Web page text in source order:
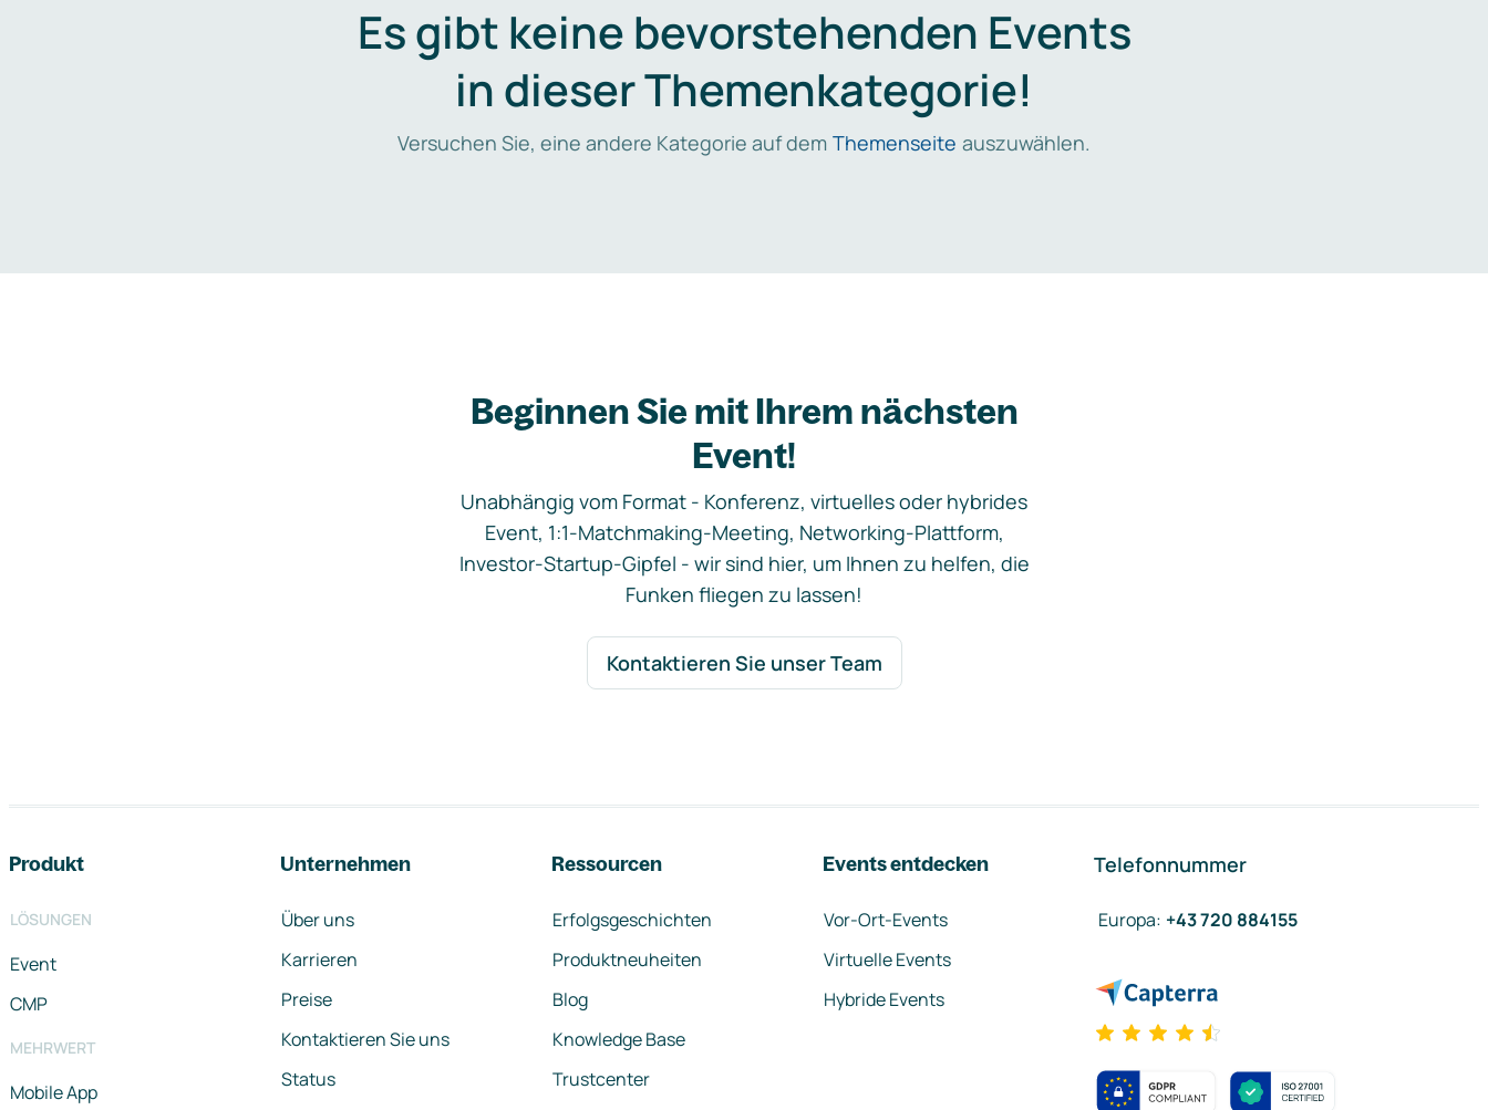
Es gibt keine bevorstehenden Events
in dieser Themenkategorie!
Versuchen Sie, eine andere Kategorie auf dem Themenseite auszuwählen.
Beginnen Sie mit Ihrem nächsten
Event!
Unabhängig vom Format - Konferenz, virtuelles oder hybrides
Event, 1:1-Matchmaking-Meeting, Networking-Plattform,
Investor-Startup-Gipfel - wir sind hier, um Ihnen zu helfen, die
Funken fliegen zu lassen!
Kontaktieren Sie unser Team
Produkt
LÖSUNGEN
Event
CMP
MEHRWERT
Mobile App
Unternehmen
Über uns
Karrieren
Preise
Kontaktieren Sie uns
Status
Ressourcen
Erfolgsgeschichten
Produktneuheiten
Blog
Knowledge Base
Trustcenter
Events entdecken
Vor-Ort-Events
Virtuelle Events
Hybride Events
Telefonnummer
Europa: +43 720 884155